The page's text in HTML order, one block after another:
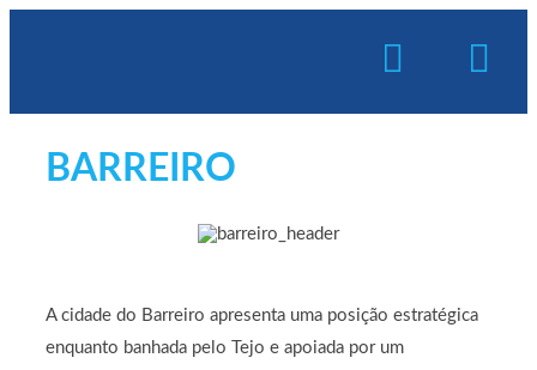
BARREIRO
A cidade do Barreiro apresenta uma posição estratégica
enquanto banhada pelo Tejo e apoiada por um